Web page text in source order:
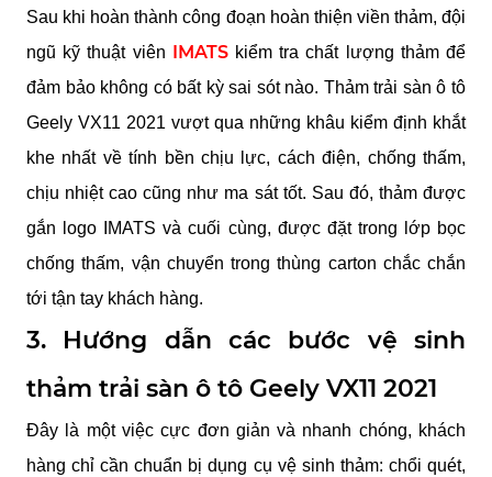
Sau khi hoàn thành công đoạn hoàn thiện viền thảm, đội
ngũ kỹ thuật viên
IMATS kiểm tra chất lượng thảm để
đảm bảo không có bất kỳ sai sót nào. Thảm trải sàn ô tô
Geely VX11 2021 vượt qua những khâu kiểm định khắt
khe nhất về tính bền chịu lực, cách điện, chống thấm,
chịu nhiệt cao cũng như ma sát tốt. Sau đó, thảm được
gắn logo IMATS và cuối cùng, được đặt trong lớp bọc
chống thấm, vận chuyển trong thùng carton chắc chắn
tới tận tay khách hàng.
3. Hướng dẫn các bước vệ sinh
thảm trải sàn ô tô Geely VX11 2021
Đây là một việc cực đơn giản và nhanh chóng, khách
hàng chỉ cần chuẩn bị dụng cụ vệ sinh thảm: chổi quét,